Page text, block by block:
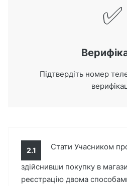
✅
Підтвердіть номер
2.1 Стати Учасником
здійснивши покупку в
реєстрацію двома